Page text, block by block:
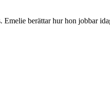
berättar hur hon jobbar